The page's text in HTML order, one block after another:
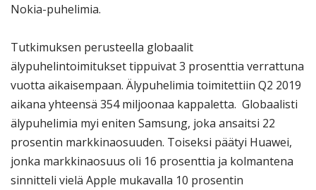
Nokia-puhelimia.
Tutkimuksen perusteella globaalit
älypuhelintoimitukset tippuivat 3 prosenttia verrattuna
vuotta aikaisempaan. Älypuhelimia toimitettiin Q2 2019
aikana yhteensä 354 miljoonaa kappaletta. Globaalisti
älypuhelimia myi eniten Samsung, joka ansaitsi 22
prosentin markkinaosuuden. Toiseksi päätyi Huawei,
jonka markkinaosuus oli 16 prosenttia ja kolmantena
sinnitteli vielä Apple mukavalla 10 prosentin